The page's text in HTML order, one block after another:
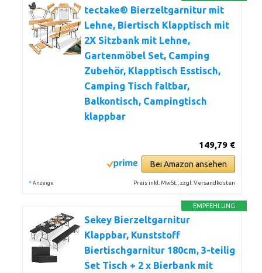
tectake® Bierzeltgarnitur mit
Lehne, Biertisch Klapptisch mit
2X Sitzbank mit Lehne,
Gartenmöbel Set, Camping
Zubehör, Klapptisch Esstisch,
Camping Tisch faltbar,
Balkontisch, Campingtisch
klappbar
149,79 €
Bei Amazon ansehen
* Anzeige Preis inkl. MwSt., zzgl. Versandkosten
EMPFEHLUNG
Sekey Bierzeltgarnitur
Klappbar, Kunststoff
Biertischgarnitur 180cm, 3-teilig
Set Tisch + 2 x Bierbank mit